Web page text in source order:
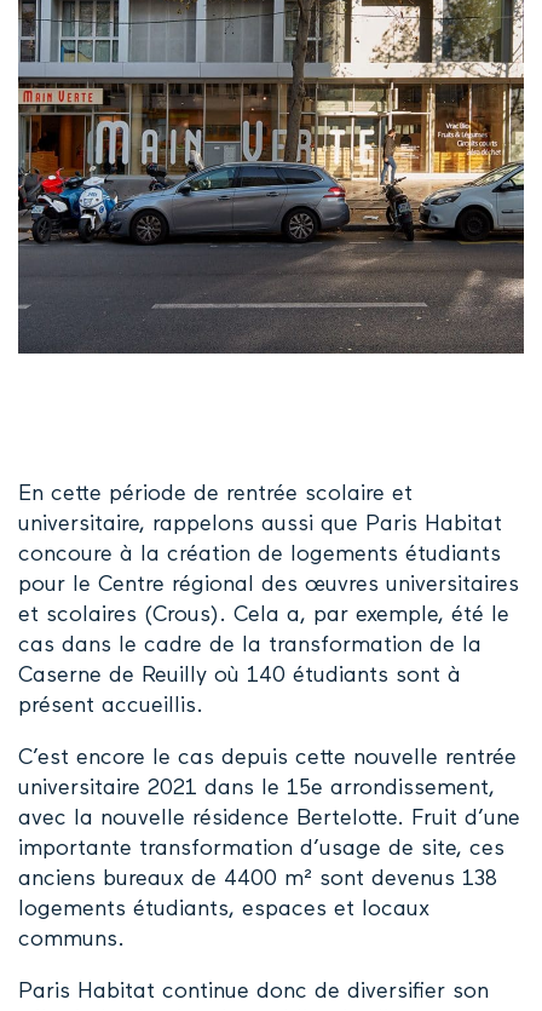
En cette période de rentrée scolaire et
universitaire, rappelons aussi que Paris Habitat
concoure à la création de logements étudiants
pour le Centre régional des œuvres universitaires
et scolaires (Crous). Cela a, par exemple, été le
cas dans le cadre de la transformation de la
Caserne de Reuilly où 140 étudiants sont à
présent accueillis.
C’est encore le cas depuis cette nouvelle rentrée
universitaire 2021 dans le 15e arrondissement,
avec la nouvelle résidence Bertelotte. Fruit d’une
importante transformation d’usage de site, ces
anciens bureaux de 4400 m² sont devenus 138
logements étudiants, espaces et locaux
communs.
Paris Habitat continue donc de diversifier son